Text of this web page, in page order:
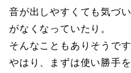
音が出しやすくても気づ
がなくなっていたり。
そんなこともありそうです
やはり、まずは使い勝手